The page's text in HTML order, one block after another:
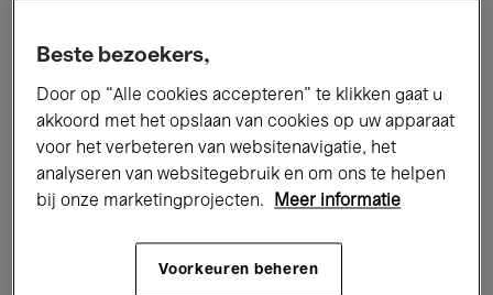
Alle evenementen
Tentoonstellingen Films
Performances Lezingen & Debatten
Jazz Klassieke Muziek Global Music
Beste bezoekers,
Door op “Alle cookies accepteren” te klikken gaat u
akkoord met het opslaan van cookies op uw apparaat
voor het verbeteren van websitenavigatie, het
analyseren van websitegebruik en om ons te helpen
bij onze marketingprojecten.
Meer informatie
Voorkeuren beheren